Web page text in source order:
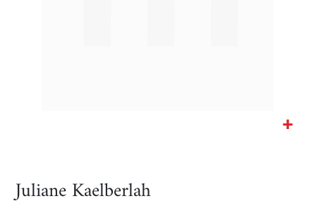
Bildgalerie
Juliane Kaelberlah